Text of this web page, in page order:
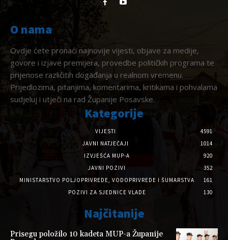
O nama
Ovdje ćete pronaći najnovije vijesti, objave za medije,
govore i izjave premijera, provedbe političkih programa te
prijenose različitih događanja u realnom vremenu.
Prijedlozima, pitanjima, komentarima, kritikama i pohvalama
sudjeluj i utječi na rad Županije Posavske.
Kategorije
VIJESTI
4591
JAVNI NATJEČAJI
1014
IZVJEŠĆA MUP-A
920
JAVNI POZIVI
352
MINISTARSTVO POLJOPRIVREDE, VODOPRIVREDE I ŠUMARSTVA
161
POZIVI ZA SJEDNICE VLADE
130
Najčitanije
Prisegu položilo 10 kadeta MUP-a Županije